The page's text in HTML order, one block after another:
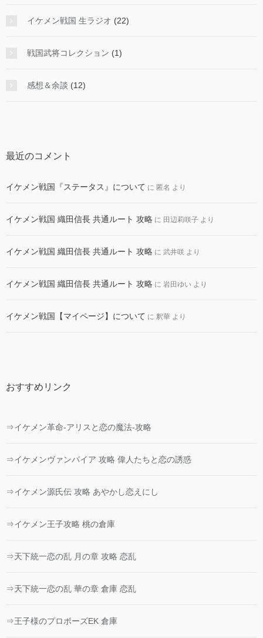
イケメン戦国 生ラジオ (22)
戦国武将コレクション (1)
感想＆余談 (12)
最近のコメント
イケメン戦国『ステータス』について に 匿名 より
イケメン戦国 織田信長 共通ルート 攻略 に 田辺莉咲子 より
イケメン戦国 織田信長 共通ルート 攻略 に 武井咲 より
イケメン戦国 織田信長 共通ルート 攻略 に 岩田ゆい より
イケメン戦国【マイページ】について に 釈華 より
おすすめリンク
⇒イケメン革命-アリスと恋の魔法-攻略
⇒イケメンヴァンパイア 攻略 偉人たちと恋の誘惑
⇒イケメン源氏伝 攻略 あやかし恋えにし
⇒イケメン王子攻略 桃の倉庫
⇒天下統一恋の乱 月の章 攻略 恋乱
⇒天下統一恋の乱 華の章 倉庫 恋乱
⇒王子様のプロポーズEK 倉庫